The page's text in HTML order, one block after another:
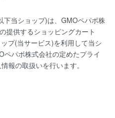
当ショップ)は、 GMOペパボ株
提供するショッピングカート
プ(当サービス)を利用して当シ
ペパボ株式会社の定めたプライ
報の取扱いを行います。